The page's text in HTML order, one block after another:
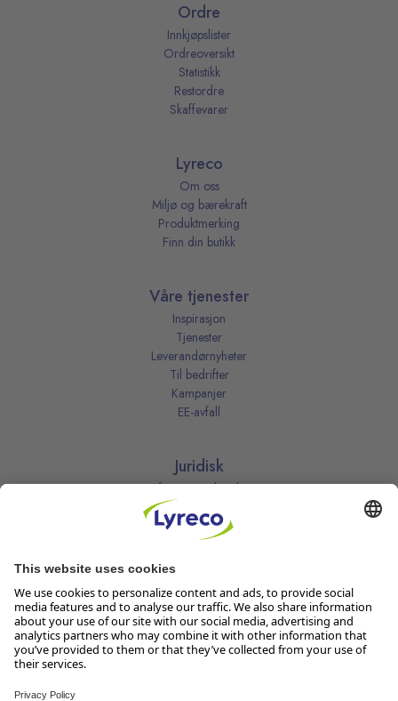
Ordre
Innkjøpslister
Ordreoversikt
Statistikk
Restordre
Skaffevarer
Lyreco
Om oss
Miljø og bærekraft
Produktmerking
Finn din butikk
Våre tjenester
Inspirasjon
Tjenester
Leverandørnyheter
Til bedrifter
Kampanjer
EE-avfall
Juridisk
Informasjonskapsler
Kjøpsbetingelser
Personvernerklæring
Vilkår
Vilkår for kundeklubben
Åpenhetsloven
Endre dine personvernsinnstillinger